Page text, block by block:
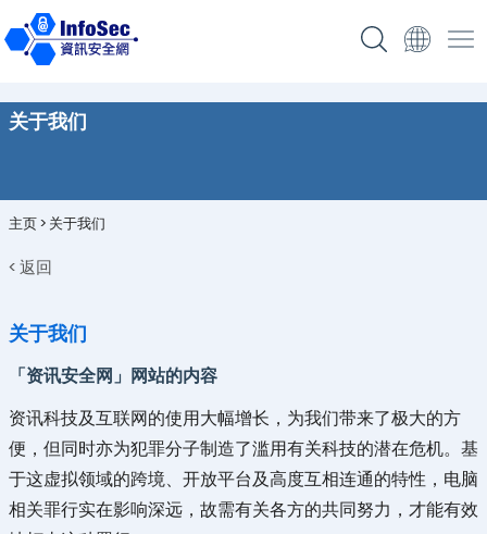
关于我们
主页> 关于我们
< 返回
关于我们
「资讯安全网」网站的内容
资讯科技及互联网的使用大幅增长，为我们带来了极大的方
便，但同时亦为犯罪分子制造了滥用有关科技的潜在危机。基
于这虚拟领域的跨境、开放平台及高度互相连通的特性，电脑
相关罪行实在影响深远，故需有关各方的共同努力，才能有效